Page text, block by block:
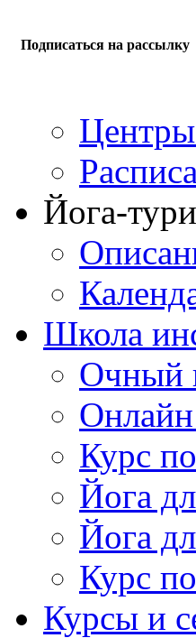
Подписаться на рассылку
Йога-
Школа
Очный
Курс
Йога
Йога
Курс
Курсы и